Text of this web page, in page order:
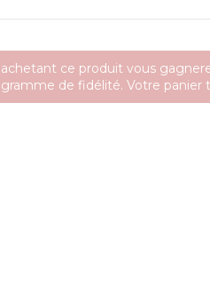
achetant ce produit vous
de fidélité. Votre panier